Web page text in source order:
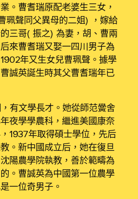
。曹耆瑞原配老婆生三女，
珮聲同父異母的二姐），嫁給
三哥（振之）為妻，胡、曹兩
來曹耆瑞又娶一四川男子為
年又生女兒曹珮聲。據學
誠英誕生時其父曹耆瑞年已
有文學長才。她從師范黌舍
夜學學農科，繼進美國康奈
1937年取得碩士學位，先后
。新中國成立后，她在復旦
陽農學院執教，善於範疇為
。曹誠英為中國第一位農學
一位奇男子。